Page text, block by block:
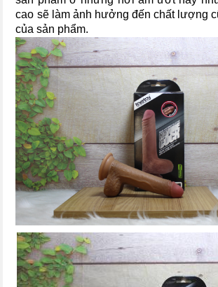
cao sẽ làm ảnh hưởng đến chất lượng
của sản phẩm.